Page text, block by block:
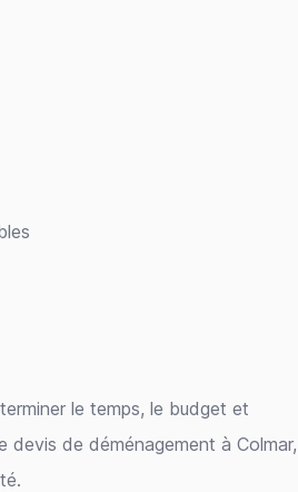
le temps, le budget et
devis de déménagement à Colmar,